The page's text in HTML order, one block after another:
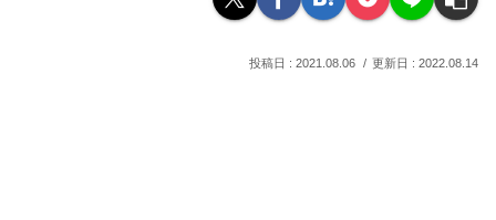
2021.08.06 2022.08.14